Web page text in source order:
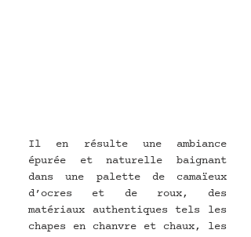
Il en résulte une ambiance
épurée et naturelle baignant
dans une palette de camaïeux
d’ocres et de roux, des
matériaux authentiques tels les
chapes en chanvre et chaux, les